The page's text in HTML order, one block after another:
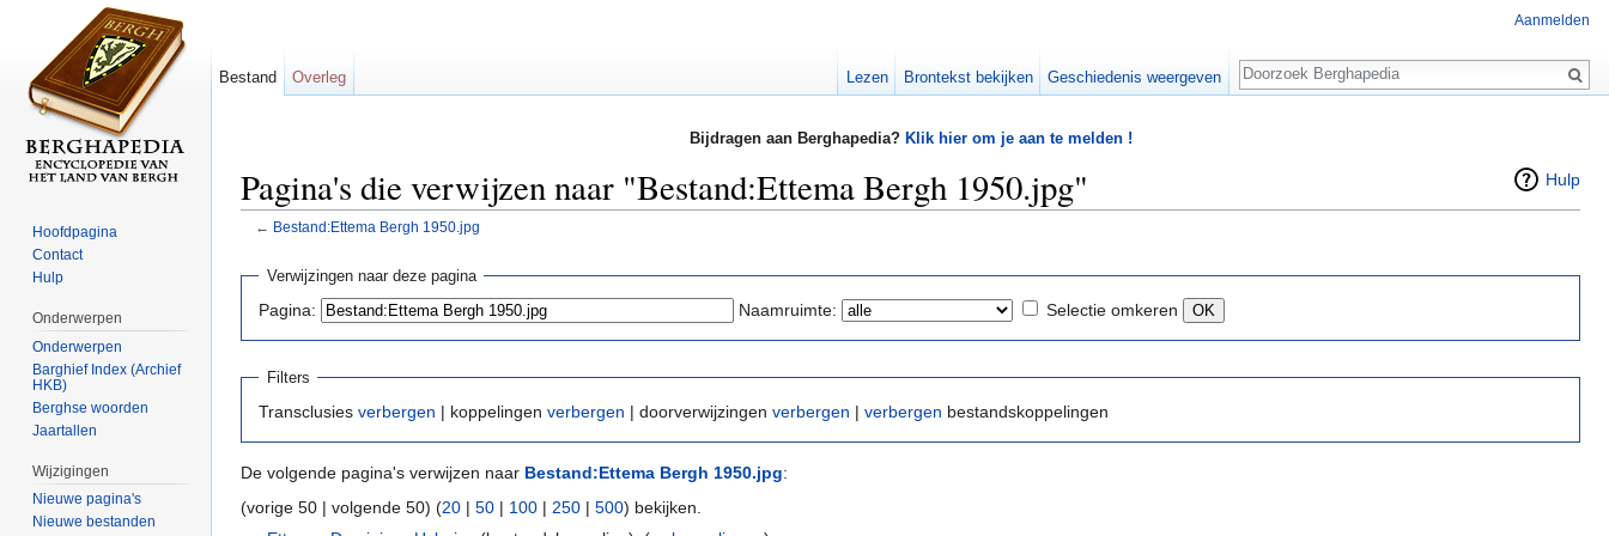
Bijdragen aan Berghapedia? Klik hier om je aan te melden !
Hulp
Pagina's die verwijzen naar "Bestand:Ettema Bergh 1950.jpg"
← Bestand:Ettema Bergh 1950.jpg
Verwijzingen naar deze pagina
Pagina: Naamruimte: Selectie omkeren
Filters
Transclusies verbergen | koppelingen verbergen | doorverwijzingen verbergen | verbergen bestandskoppelingen
De volgende pagina's verwijzen naar Bestand:Ettema Bergh 1950.jpg:
(vorige 50 | volgende 50) (20 | 50 | 100 | 250 | 500) bekijken.
Aanmelden
Bestand Overleg Lezen Brontekst bekijken Geschiedenis weergeven
Zoeken
Hoofdpagina
Contact
Hulp
Onderwerpen
Onderwerpen
Barghief Index (Archief
HKB)
Berghse woorden
Jaartallen
Wijzigingen
Nieuwe pagina's
Nieuwe bestanden